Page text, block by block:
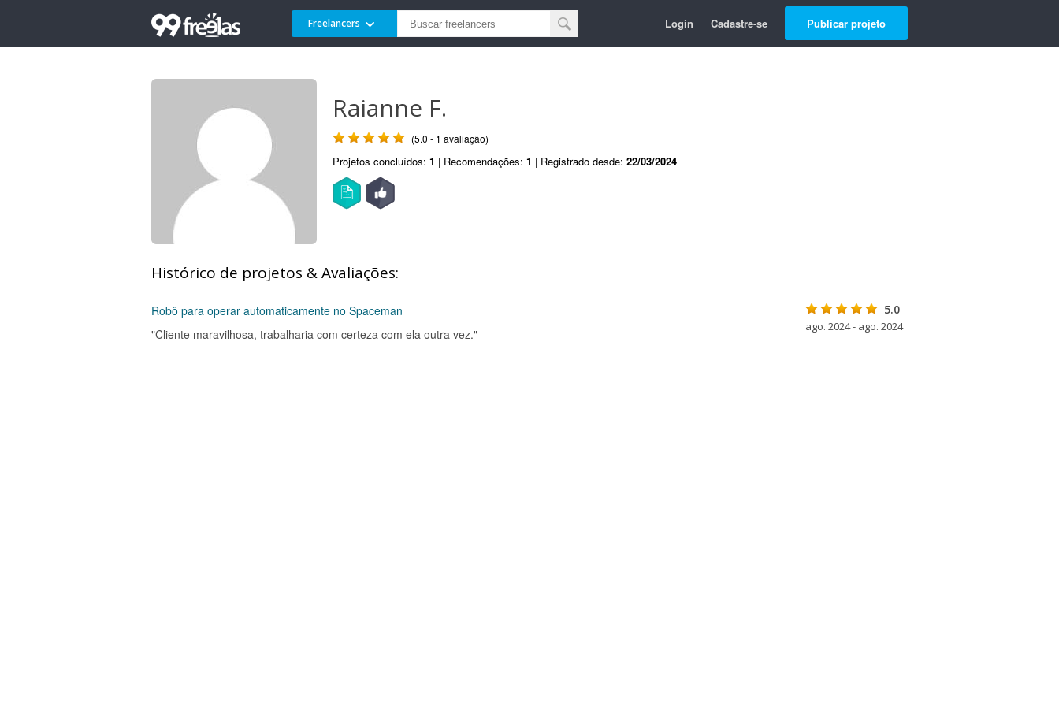
Freelancers Login Cadastre-se Publicar projeto
Raianne F.
(5.0 - 1 avaliação)
Projetos concluídos: 1 | Recomendações: 1 | Registrado desde: 22/03/2024
Histórico de projetos & Avaliações:
Robô para operar automaticamente no Spaceman
"Cliente maravilhosa, trabalharia com certeza com ela outra vez."
5.0
ago. 2024 - ago. 2024